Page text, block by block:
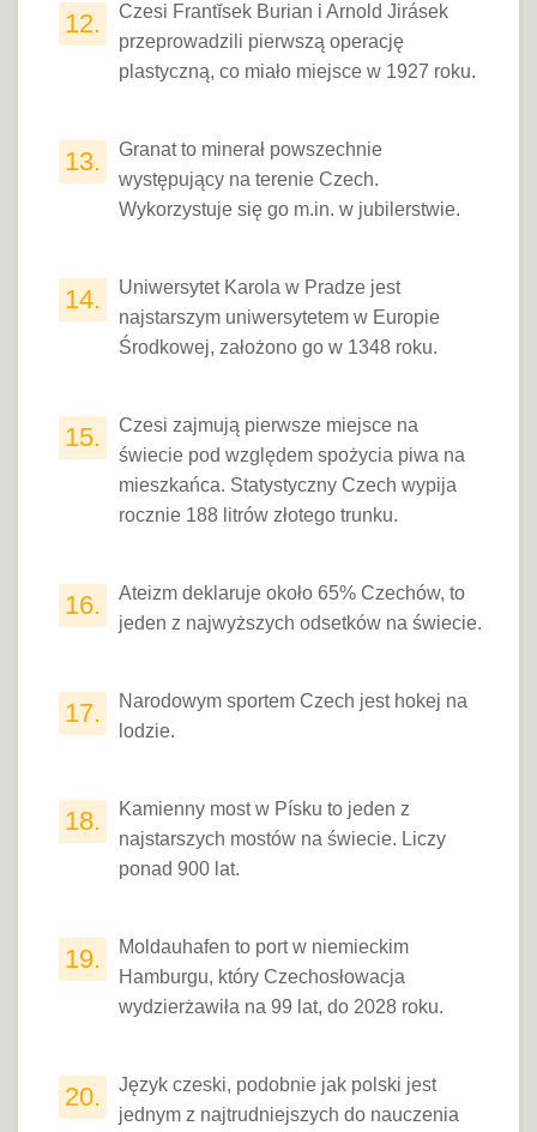
12.
Czesi Frantĭsek Burian i Arnold Jirásek
przeprowadzili pierwszą operację
plastyczną, co miało miejsce w 1927 roku.
13.
Granat to minerał powszechnie
występujący na terenie Czech.
Wykorzystuje się go m.in. w jubilerstwie.
14.
Uniwersytet Karola w Pradze jest
najstarszym uniwersytetem w Europie
Środkowej, założono go w 1348 roku.
15.
Czesi zajmują pierwsze miejsce na
świecie pod względem spożycia piwa na
mieszkańca. Statystyczny Czech wypija
rocznie 188 litrów złotego trunku.
16.
Ateizm deklaruje około 65% Czechów, to
jeden z najwyższych odsetków na świecie.
17.
Narodowym sportem Czech jest hokej na
lodzie.
18.
Kamienny most w Písku to jeden z
najstarszych mostów na świecie. Liczy
ponad 900 lat.
19.
Moldauhafen to port w niemieckim
Hamburgu, który Czechosłowacja
wydzierżawiła na 99 lat, do 2028 roku.
20.
Język czeski, podobnie jak polski jest
jednym z najtrudniejszych do nauczenia